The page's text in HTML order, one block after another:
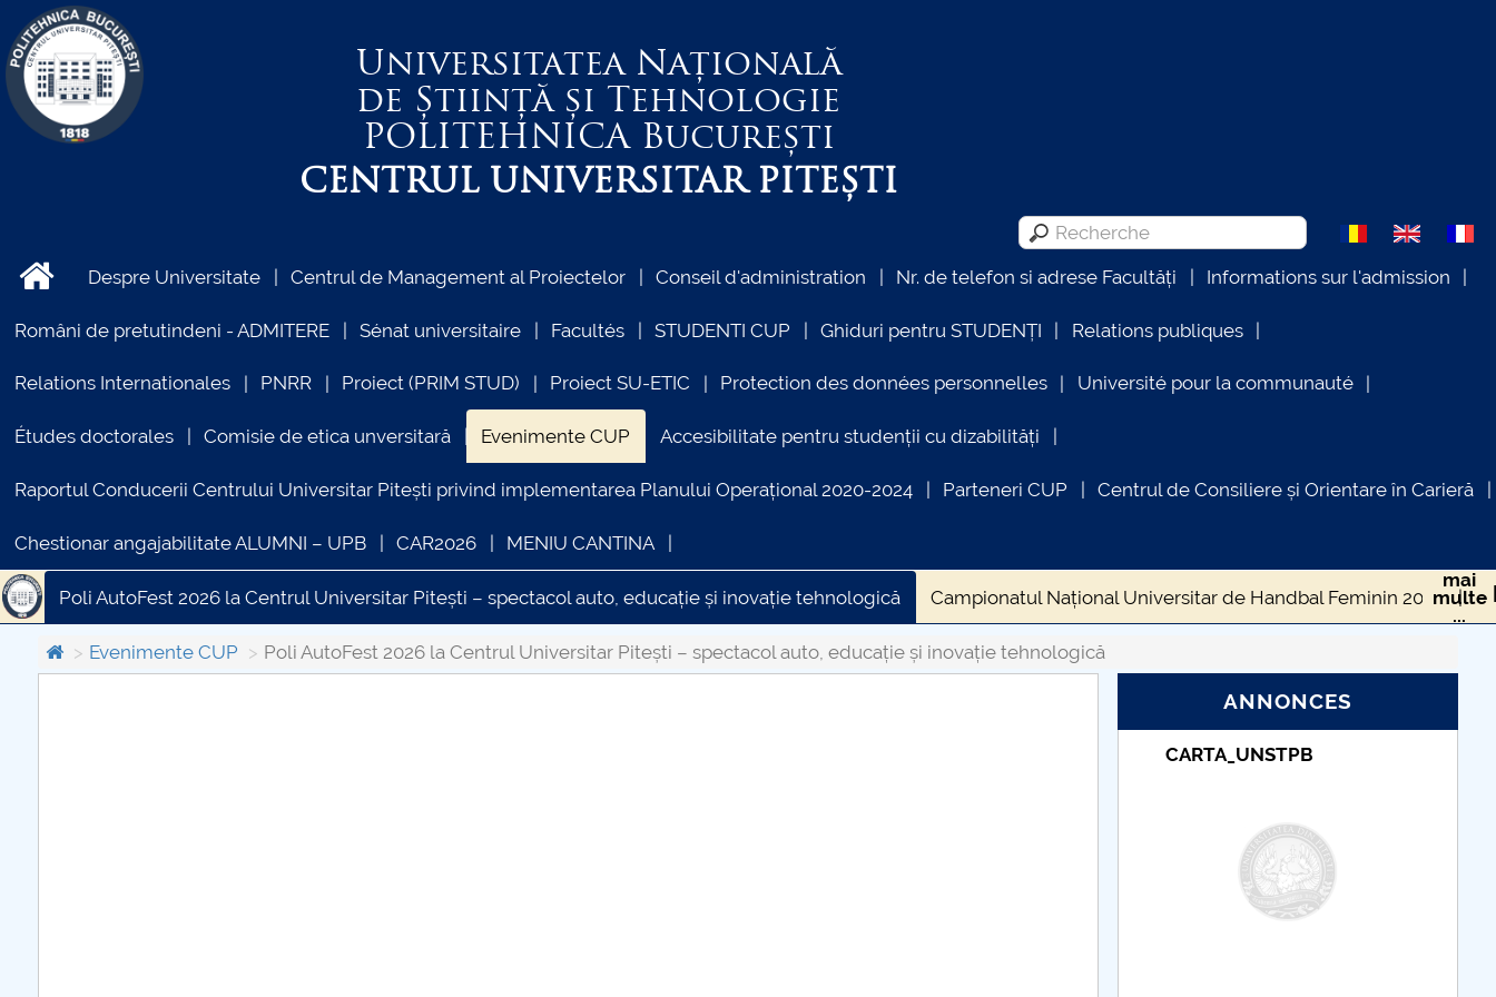
Universitatea Națională
de Știință și Tehnologie
POLITEHNICABucurești
CENTRUL UNIVERSITAR PITEȘTI
Despre Universitate Centrul de Management al Proiectelor Conseil d'administration Nr. de telefon si adrese Facultăți Informations sur l'admission
Români de pretutindeni - ADMITERE Sénat universitaire Facultés STUDENTI CUP Ghiduri pentru STUDENȚI Relations publiques
Relations Internationales PNRR Proiect (PRIM STUD) Proiect SU-ETIC Protection des données personnelles Université pour la communauté
Études doctorales Comisie de etica unversitară Evenimente CUP Accesibilitate pentru studenții cu dizabilități
Raportul Conducerii Centrului Universitar Pitești privind implementarea Planului Operațional 2020-2024 Parteneri CUP Centrul de Consiliere și Orientare în Carieră
Chestionar angajabilitate ALUMNI – UPB CAR2026 MENIU CANTINA
Poli AutoFest 2026 la Centrul Universitar Pitești – spectacol auto, educație și inovație tehnologică Campionatul Național Universitar de Handbal Feminin 2026
aa EDUFEST 2026: Educația viitorului, construită prin inovație, tehnologie și colaborare ss POLIFest 2026
mai
multe
...
Evenimente CUP
Poli AutoFest 2026 la Centrul Universitar Pitești – spectacol auto, educație și inovație tehnologică
ANNONCES
Taxe de școlarizare